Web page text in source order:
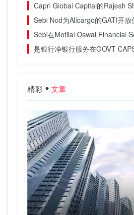
Capri Global Capital的Rajesh
Sebi Nod为Allcargo的GATI开放
Sebi在Motilal Oswal Financial
是银行净银行服务在GOVT
精彩 文章